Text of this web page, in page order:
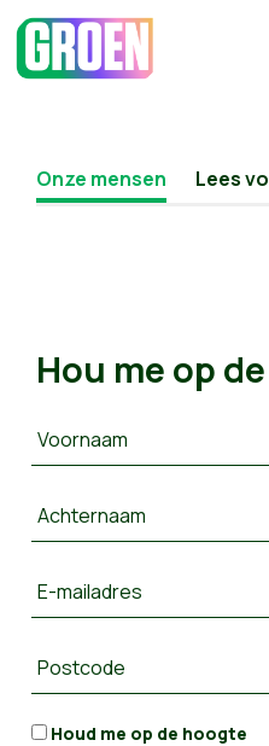
Onze mensen Lees
Hou me op
Voornaam
Achternaam
E-mailadres
Postcode
Houd me op de hoogte